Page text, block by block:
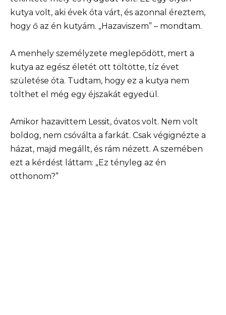
kutya volt, aki évek óta várt, és azonnal éreztem,
hogy ő az én kutyám. „Hazaviszem” – mondtam.
A menhely személyzete meglepődött, mert a
kutya az egész életét ott töltötte, tíz évet
születése óta. Tudtam, hogy ez a kutya nem
tölthet el még egy éjszakát egyedül.
Amikor hazavittem Lessit, óvatos volt. Nem volt
boldog, nem csóválta a farkát. Csak végignézte a
házat, majd megállt, és rám nézett. A szemében
ezt a kérdést láttam: „Ez tényleg az én
otthonom?”